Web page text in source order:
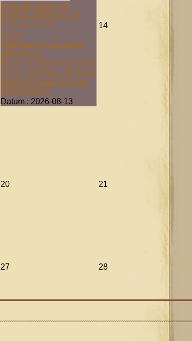
Acoustic Storm: "A
magical history tour of
Acoustic Rock"
18:30
Tübingen, Picco: beim
Affenfelsen
Rock am Affenfelsen beim
Picco - 2025 war der Platz
übervoll!!! Lasst uns das
wiederholen!!
Datum : 2026-08-13
14
20 21
27 28